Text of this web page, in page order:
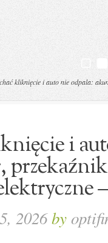
kliknięcie i auto nie odpala:
i
2026by